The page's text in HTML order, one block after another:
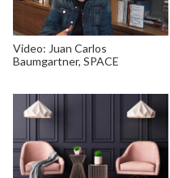
Video: Juan Carlos
Baumgartner, SPACE